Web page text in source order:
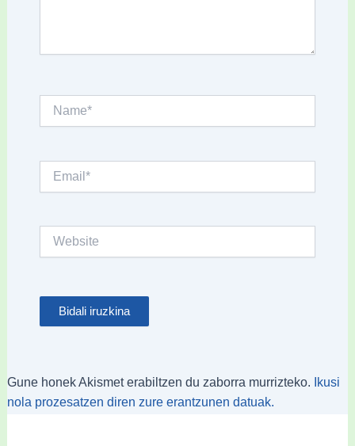
Website
Gune honek Akismet erabiltzen du zaborra murrizteko.
Ikusi
nola prozesatzen diren zure erantzunen datuak.